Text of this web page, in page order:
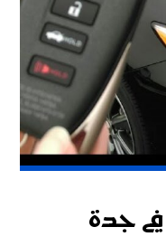
جدة